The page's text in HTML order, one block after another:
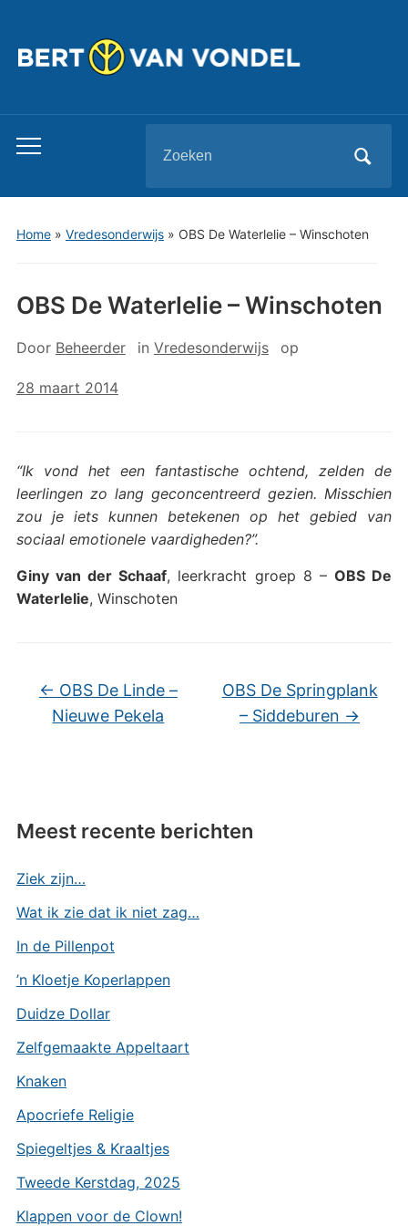
Toggle
menu
naar:
Home» Vredesonderwijs» OBS De Waterlelie – Winschoten
OBS De Waterlelie – Winschoten
Door Beheerder in Vredesonderwijs op
28 maart 2014
“Ik vond het een fantastische ochtend, zelden de
leerlingen zo lang geconcentreerd gezien. Misschien
zou je iets kunnen betekenen op het gebied van
sociaal emotionele vaardigheden?”.
Giny van der Schaaf, leerkracht groep 8 – OBS De
Waterlelie, Winschoten
← OBS De Linde –
Nieuwe Pekela
OBS De Springplank
– Siddeburen →
Meest recente berichten
Ziek zijn…
Wat ik zie dat ik niet zag…
In de Pillenpot
’n Kloetje Koperlappen
Duidze Dollar
Zelfgemaakte Appeltaart
Knaken
Apocriefe Religie
Spiegeltjes & Kraaltjes
Tweede Kerstdag, 2025
Klappen voor de Clown!